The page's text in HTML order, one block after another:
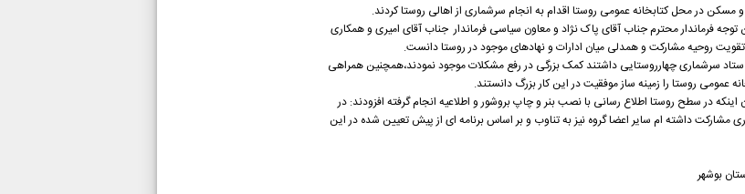
در محل کتابخانه عمومی روستا اقدام به انجام سرشماری از اهالی روستا کردند.
فرماندار محترم جناب آقای پاک نژاد و معاون سیاسی فرماندار جناب آقای امیری و همکاری
تقویت روحیه مشارکت و همدلی میان ادارات و نهادهای موجود در روستا دانست.
ستاد سرشماری چهارروستایی داشتند کمک بزرگی در رفع مشکلات موجود نمودند،همچنین همراهی
روستا را زمینه ساز موفقیت در این کار بزرگ دانستند.
در سطح روستا اطلاع رسانی با نصب بنر و چاپ بروشور و اطلاعیه انجام گرفته افزودند: در
مشارکت داشته ام سایر اعضا گروه نیز به تناوب و بر اساس برنامه ای از پیش تعیین شده در این
بوشهر